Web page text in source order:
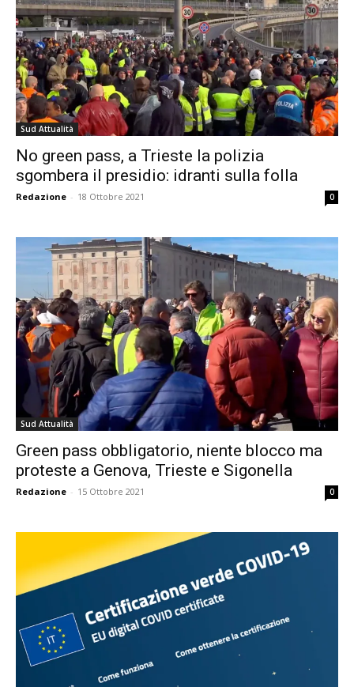
Sud Attualità
No green pass, a Trieste la polizia
sgombera il presidio: idranti sulla folla
Redazione - 18 Ottobre 2021 0
Sud Attualità
Green pass obbligatorio, niente blocco ma
proteste a Genova, Trieste e Sigonella
Redazione - 15 Ottobre 2021 0